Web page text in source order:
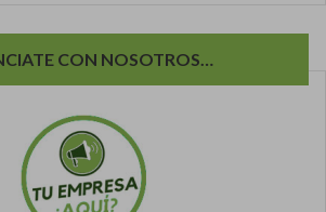
CON NOSOTROS…